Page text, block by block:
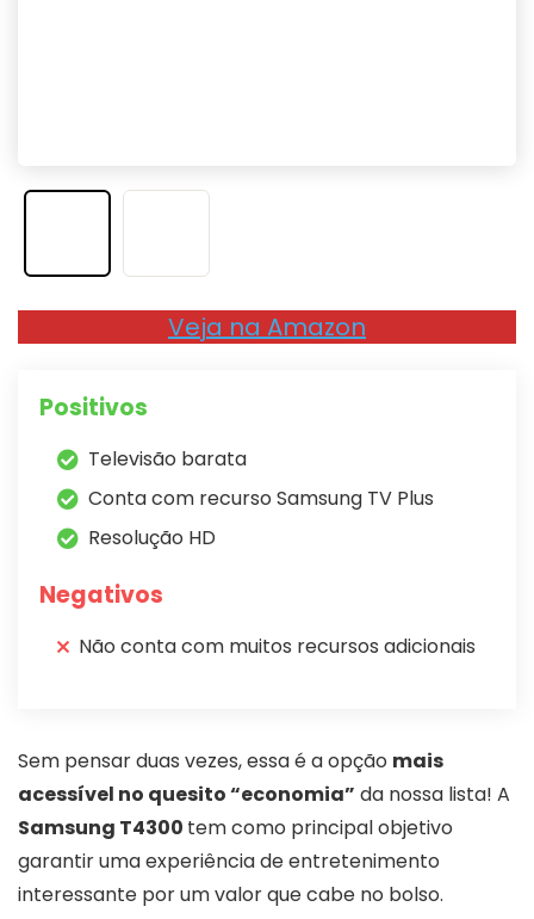
Veja na Amazon
Positivos
Televisão barata
Conta com recurso Samsung TV Plus
Resolução HD
Negativos
Não conta com muitos recursos adicionais
Sem pensar duas vezes, essa é a opção mais
acessível no quesito “economia” da nossa lista! A
Samsung T4300 tem como principal objetivo
garantir uma experiência de entretenimento
interessante por um valor que cabe no bolso.